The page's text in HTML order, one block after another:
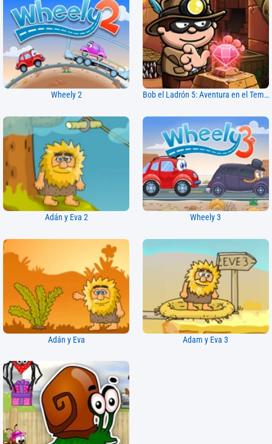
Wheely 2 Bob el Ladrón 5: Aventura en el Templo
Adán y Eva 2 Wheely 3
Adán y Eva Adam y Eva 3